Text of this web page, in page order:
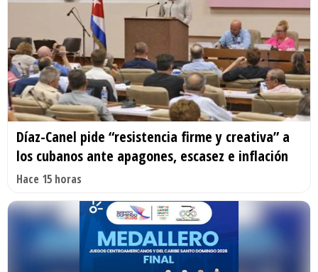
Díaz-Canel pide “resistencia firme y creativa” a
los cubanos ante apagones, escasez e inflación
Hace 15 horas